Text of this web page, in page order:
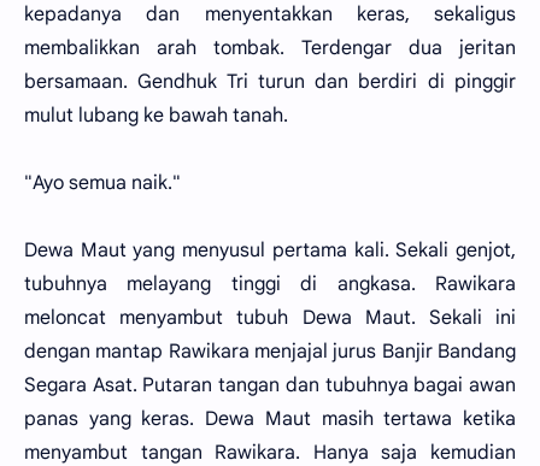
kepadanya dan menyentakkan keras, sekaligus
membalikkan arah tombak. Terdengar dua jeritan
bersamaan. Gendhuk Tri turun dan berdiri di pinggir
mulut lubang ke bawah tanah.
"Ayo semua naik."
Dewa Maut yang menyusul pertama kali. Sekali genjot,
tubuhnya melayang tinggi di angkasa. Rawikara
meloncat menyambut tubuh Dewa Maut. Sekali ini
dengan mantap Rawikara menjajal jurus Banjir Bandang
Segara Asat. Putaran tangan dan tubuhnya bagai awan
panas yang keras. Dewa Maut masih tertawa ketika
menyambut tangan Rawikara. Hanya saja kemudian